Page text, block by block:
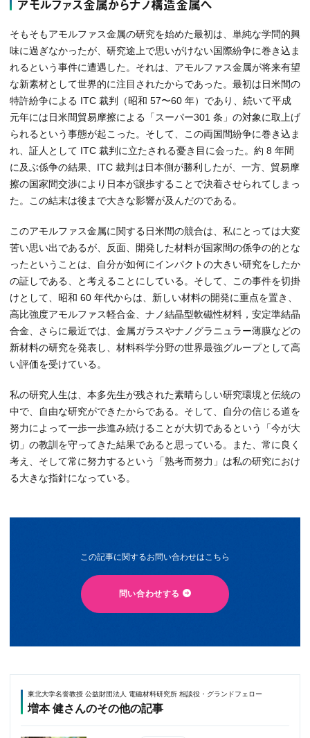
アモルファス金属からナノ構造金属へ
そもそもアモルファス金属の研究を始めた最初は、単純な学問的興
味に過ぎなかったが、研究途上で思いがけない国際紛争に巻き込ま
れるという事件に遭遇した。それは、アモルファス金属が将来有望
な新素材として世界的に注目されたからであった。最初は日米間の
特許紛争による ITC 裁判（昭和 57〜60 年）であり、続いて平成
元年には日米間貿易摩擦による「スーパー301 条」の対象に取上げ
られるという事態が起こった。そして、この両国間紛争に巻き込ま
れ、証人として ITC 裁判に立たされる憂き目に会った。約 8 年間
に及ぶ係争の結果、ITC 裁判は日本側が勝利したが、一方、貿易摩
擦の国家間交渉により日本が譲歩することで決着させられてしまっ
た。この結末は後まで大きな影響が及んだのである。
このアモルファス金属に関する日米間の競合は、私にとっては大変
苦い思い出であるが、反面、開発した材料が国家間の係争の的とな
ったということは、自分が如何にインパクトの大きい研究をしたか
の証しである、と考えることにしている。そして、この事件を切掛
けとして、昭和 60 年代からは、新しい材料の開発に重点を置き、
高比強度アモルファス軽合金、ナノ結晶型軟磁性材料，安定準結晶
合金、さらに最近では、金属ガラスやナノグラニュラー薄膜などの
新材料の研究を発表し、材料科学分野の世界最強グループとして高
い評価を受けている。
私の研究人生は、本多先生が残された素晴らしい研究環境と伝統の
中で、自由な研究ができたからである。そして、自分の信じる道を
努力によって一歩一歩進み続けることが大切であるという「今が大
切」の教訓を守ってきた結果であると思っている。また、常に良く
考え、そして常に努力するという「熟考而努力」は私の研究におけ
る大きな指針になっている。
この記事に関するお問い合わせはこちら
問い合わせする
東北大学名誉教授 公益財団法人 電磁材料研究所 相談役・グランドフェロー
増本 健さんのその他の記事